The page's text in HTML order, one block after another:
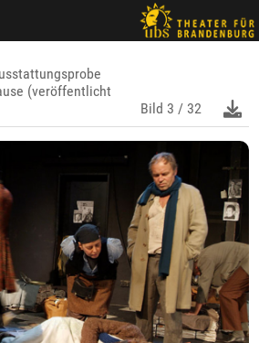
(veröffentlicht
Bild 3 / 32